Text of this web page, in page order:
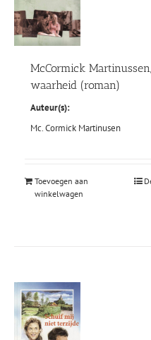
McCormick
waarheid (roman)
Auteur(s):
Mc. Cormick Martinusen
Toevoegen aan
winkelwagen